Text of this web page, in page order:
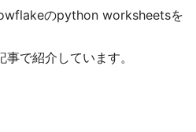
のpython worksheetsを
で紹介しています。